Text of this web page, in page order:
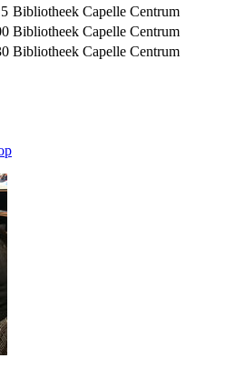
Bibliotheek Capelle Centrum
Bibliotheek Capelle Centrum
Bibliotheek Capelle Centrum